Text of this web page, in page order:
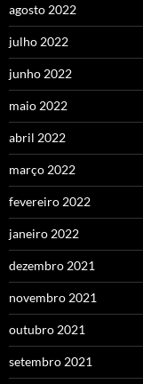
agosto 2022
julho 2022
junho 2022
maio 2022
abril 2022
março 2022
fevereiro 2022
janeiro 2022
dezembro 2021
novembro 2021
outubro 2021
setembro 2021